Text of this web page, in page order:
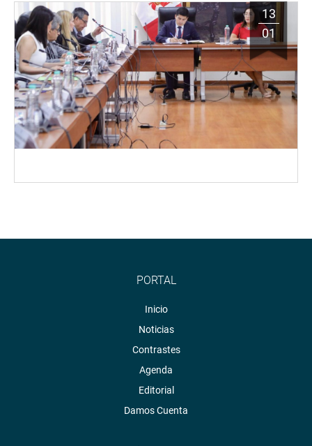
13
01
PORTAL
Inicio
Noticias
Contrastes
Agenda
Editorial
Damos Cuenta